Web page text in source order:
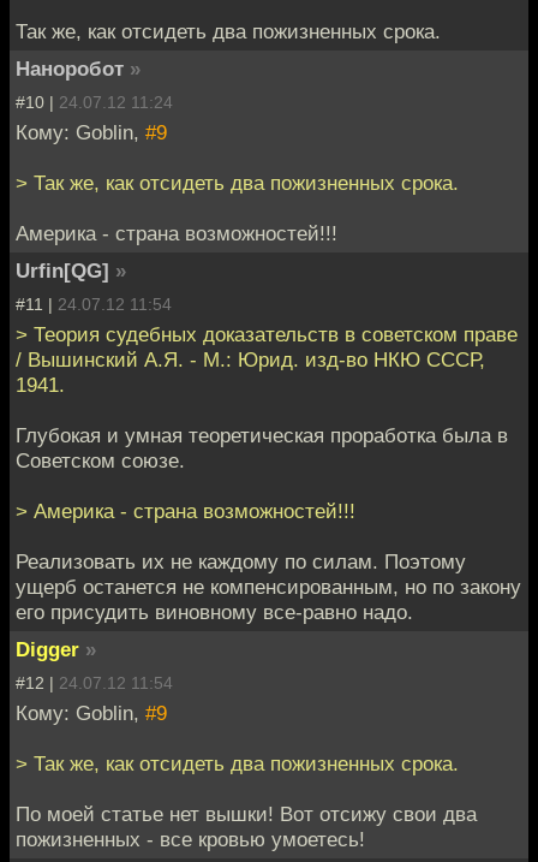
Так же, как отсидеть два пожизненных срока.
Наноробот »
#10 | 24.07.12 11:24
Кому: Goblin, #9
> Так же, как отсидеть два пожизненных срока.
Америка - страна возможностей!!!
Urfin[QG] »
#11 | 24.07.12 11:54
> Теория судебных доказательств в советском праве
/ Вышинский А.Я. - М.: Юрид. изд-во НКЮ СССР,
1941.
Глубокая и умная теоретическая проработка была в
Советском союзе.
> Америка - страна возможностей!!!
Реализовать их не каждому по силам. Поэтому
ущерб останется не компенсированным, но по закону
его присудить виновному все-равно надо.
Digger »
#12 | 24.07.12 11:54
Кому: Goblin, #9
> Так же, как отсидеть два пожизненных срока.
По моей статье нет вышки! Вот отсижу свои два
пожизненных - все кровью умоетесь!